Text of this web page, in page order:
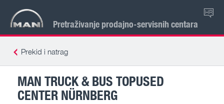
Pretraživanje prodajno-servisnih centara
HR
Prekid i natrag
MAN TRUCK & BUS TOPUSED
CENTER NÜRNBERG